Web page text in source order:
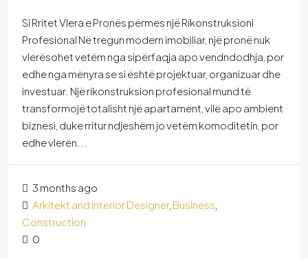
Si Rritet Vlera e Pronës përmes një Rikonstruksioni
Profesional Në tregun modern imobiliar, një pronë nuk
vlerësohet vetëm nga sipërfaqja apo vendndodhja, por
edhe nga mënyra se si është projektuar, organizuar dhe
investuar. Një rikonstruksion profesional mund të
transformojë totalisht një apartament, vilë apo ambient
biznesi, duke rritur ndjeshëm jo vetëm komoditetin, por
edhe vlerën...
3 months ago
Arkitekt and Interior Designer, Business
Construction
0